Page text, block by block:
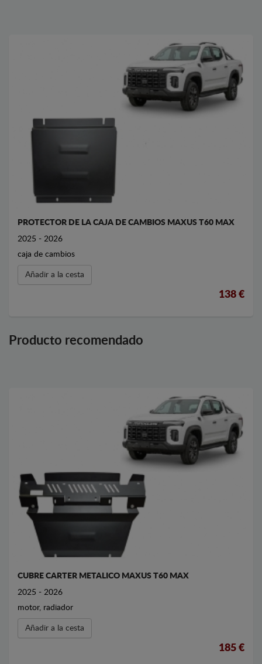
PROTECTOR DE LA CAJA DE CAMBIOS MAXUS T60 MAX
2025 - 2026
caja de cambios
Añadir a la cesta
138 €
Producto recomendado
CUBRE CARTER METALICO MAXUS T60 MAX
2025 - 2026
motor, radiador
Añadir a la cesta
185 €